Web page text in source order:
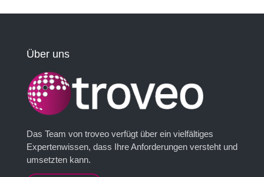
Über uns
Das Team von troveo verfügt über ein vielfältiges
Expertenwissen, dass Ihre Anforderungen versteht und
umsetzten kann.